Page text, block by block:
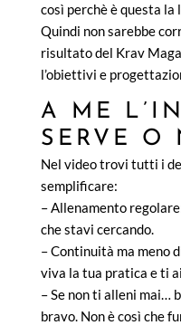
così perchè è questa la
Quindi non sarebbe
risultato del Krav
l’obiettivi e
A ME
SERVE O
Nel video trovi tutti i
semplificare:
– Allenamento
che stavi cercando.
– Continuità ma meno
viva la tua pratica e ti
– Se non ti alleni mai…
bravo. Non è così che